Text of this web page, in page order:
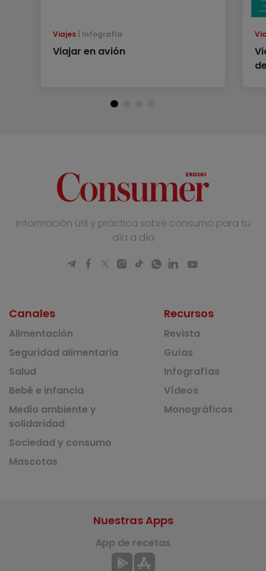
Viajes Infografía
Viajar en avión
Información útil y práctica sobre consumo para tu
día a día
Canales
Alimentación
Seguridad alimentaria
Salud
Bebé e infancia
Medio ambiente y
solidaridad
Sociedad y consumo
Mascotas
Recursos
Revista
Guías
Infografías
Vídeos
Monográficos
Nuestras Apps
App de recetas